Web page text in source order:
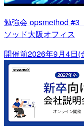
勉強会 opsmethod #3
ソッド大阪オフィス
開催前2026年9月4日(